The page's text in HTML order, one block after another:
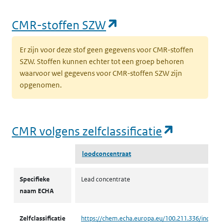
CMR-stoffen SZW
Er zijn voor deze stof geen gegevens voor CMR-stoffen
SZW. Stoffen kunnen echter tot een groep behoren
waarvoor wel gegevens voor CMR-stoffen SZW zijn
opgenomen.
CMR volgens zelfclassificatie
loodconcentraat
Specifieke
naam ECHA
Lead concentrate
Zelfclassificatie
https://chem.echa.europa.eu/100.211.336/